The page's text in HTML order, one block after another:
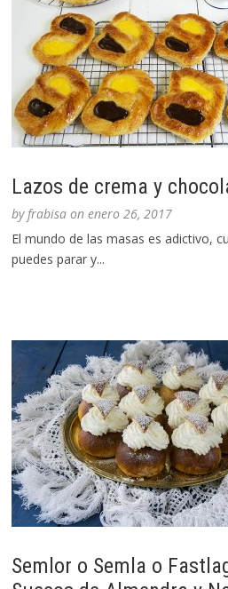
Lazos de crema y
byfrabisa onenero 26, 2017
El mundo de las masas es adictivo,
puedes parar y...
Semlor o Semla o